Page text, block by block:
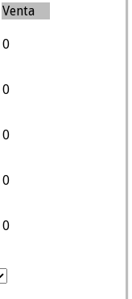
Venta
0
0
0
0
0